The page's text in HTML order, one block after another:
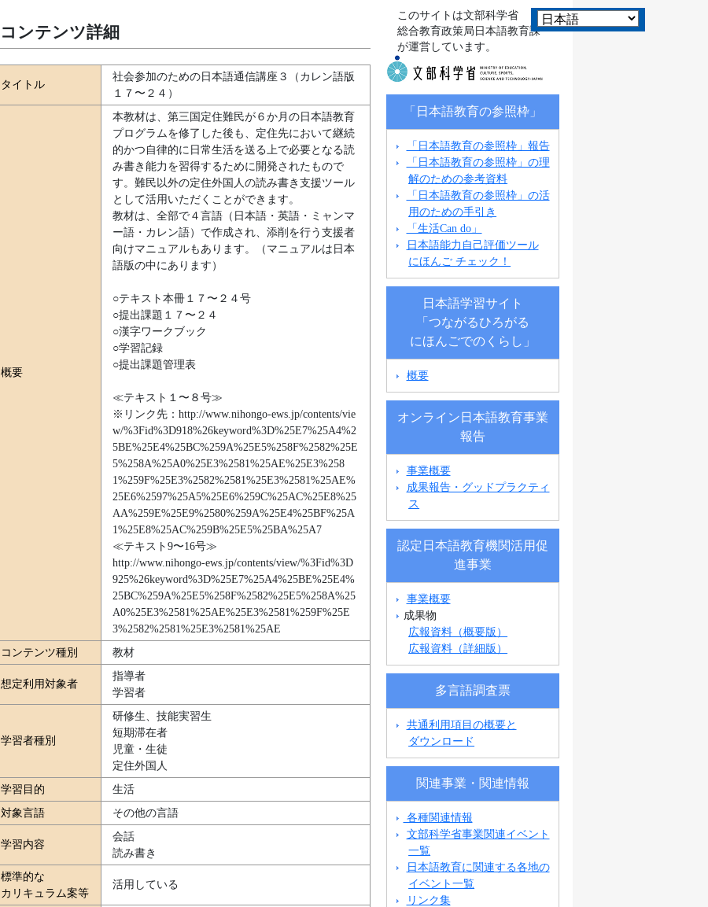
コンテンツ詳細
タイトル
社会参加のための日本語通信講座３（カレン語版
１７〜２４）
概要
本教材は、第三国定住難民が６か月の日本語教育
プログラムを修了した後も、定住先において継続
的かつ自律的に日常生活を送る上で必要となる読
み書き能力を習得するために開発されたもので
す。難民以外の定住外国人の読み書き支援ツール
として活用いただくことができます。
教材は、全部で４言語（日本語・英語・ミャンマ
ー語・カレン語）で作成され、添削を行う支援者
向けマニュアルもあります。（マニュアルは日本
語版の中にあります）
○テキスト本冊１７〜２４号
○提出課題１７〜２４
○漢字ワークブック
○学習記録
○提出課題管理表
≪テキスト１〜８号≫
※リンク先：http://www.nihongo-ews.jp/contents/vie
w/%3Fid%3D918%26keyword%3D%25E7%25A4%2
5BE%25E4%25BC%259A%25E5%258F%2582%25E
5%258A%25A0%25E3%2581%25AE%25E3%258
1%259F%25E3%2582%2581%25E3%2581%25AE%
25E6%2597%25A5%25E6%259C%25AC%25E8%25
AA%259E%25E9%2580%259A%25E4%25BF%25A
1%25E8%25AC%259B%25E5%25BA%25A7
≪テキスト9〜16号≫
http://www.nihongo-ews.jp/contents/view/%3Fid%3D
925%26keyword%3D%25E7%25A4%25BE%25E4%
25BC%259A%25E5%258F%2582%25E5%258A%25
A0%25E3%2581%25AE%25E3%2581%259F%25E
3%2582%2581%25E3%2581%25AE
コンテンツ種別
教材
想定利用対象者
指導者
学習者
学習者種別
研修生、技能実習生
短期滞在者
児童・生徒
定住外国人
学習目的
生活
対象言語
その他の言語
学習内容
会話
読み書き
標準的な
カリキュラム案等
活用している
このサイトは文部科学省
総合教育政策局日本語教育課
が運営しています。
「日本語教育の参照枠」
「日本語教育の参照枠」報告
「日本語教育の参照枠」の理
解のための参考資料
「日本語教育の参照枠」の活
用のための手引き
「生活Can do」
日本語能力自己評価ツール
にほんご チェック！
日本語学習サイト
「つながるひろがる
にほんごでのくらし」
概要
オンライン日本語教育事業
報告
事業概要
成果報告・グッドプラクティ
ス
認定日本語教育機関活用促
進事業
事業概要
成果物
広報資料（概要版）
広報資料（詳細版）
多言語調査票
共通利用項目の概要と
ダウンロード
関連事業・関連情報
各種関連情報
文部科学省事業関連イベント
一覧
日本語教育に関連する各地の
イベント一覧
リンク集